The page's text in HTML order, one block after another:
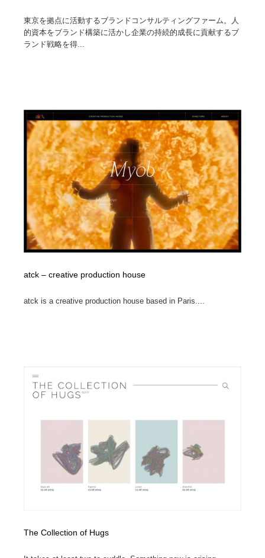
東京を拠点に活動するブランドコンサルティングファーム。人
的資本をブランド構築に活かし企業の持続的成長に貢献するブ
ランド戦略を得...
atck – creative production house
atck is a creative production house based in Paris....
The Collection of Hugs